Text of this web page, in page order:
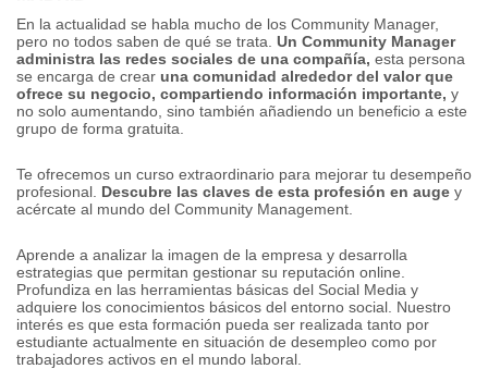
En la actualidad se habla mucho de los Community Manager,
pero no todos saben de qué se trata. Un Community Manager
administra las redes sociales de una compañía, esta persona
se encarga de crear una comunidad alrededor del valor que
ofrece su negocio, compartiendo información importante, y
no solo aumentando, sino también añadiendo un beneficio a este
grupo de forma gratuita.
Te ofrecemos un curso extraordinario para mejorar tu desempeño
profesional. Descubre las claves de esta profesión en auge y
acércate al mundo del Community Management.
Aprende a analizar la imagen de la empresa y desarrolla
estrategias que permitan gestionar su reputación online.
Profundiza en las herramientas básicas del Social Media y
adquiere los conocimientos básicos del entorno social. Nuestro
interés es que esta formación pueda ser realizada tanto por
estudiante actualmente en situación de desempleo como por
trabajadores activos en el mundo laboral.